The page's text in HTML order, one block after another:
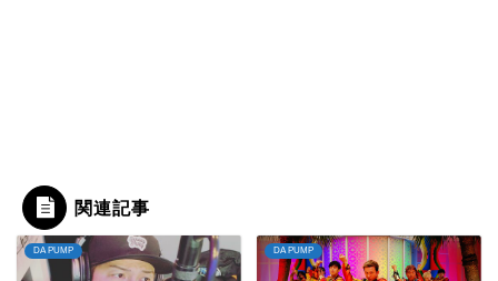
関連記事
DA PUMP DA PUMP